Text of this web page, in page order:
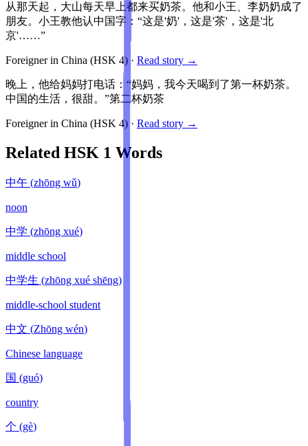
从那天起，大山每天早上都来买奶茶。他和小王、李奶奶成了
朋友。小王教他认中国字：“这是'奶'，这是'茶'，这是'北
京'……”
Foreigner in China (HSK 4) · Read story →
晚上，他给妈妈打电话：“妈妈，我今天喝到了第一杯奶茶。
中国的生活，很甜。”第二杯奶茶
Foreigner in China (HSK 4) · Read story →
Related HSK 1 Words
中午 (zhōng wǔ)
noon
中学 (zhōng xué)
middle school
中学生 (zhōng xué shēng)
middle-school student
中文 (Zhōng wén)
Chinese language
国 (guó)
country
个 (gè)